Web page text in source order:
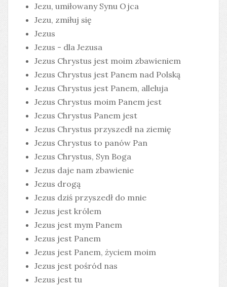
Jezu, umiłowany Synu Ojca
Jezu, zmiłuj się
Jezus
Jezus - dla Jezusa
Jezus Chrystus jest moim zbawieniem
Jezus Chrystus jest Panem nad Polską
Jezus Chrystus jest Panem, alleluja
Jezus Chrystus moim Panem jest
Jezus Chrystus Panem jest
Jezus Chrystus przyszedł na ziemię
Jezus Chrystus to panów Pan
Jezus Chrystus, Syn Boga
Jezus daje nam zbawienie
Jezus drogą
Jezus dziś przyszedł do mnie
Jezus jest królem
Jezus jest mym Panem
Jezus jest Panem
Jezus jest Panem, życiem moim
Jezus jest pośród nas
Jezus jest tu